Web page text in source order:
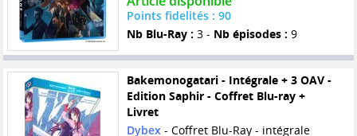
Points fidelités : 90
Nb Blu-Ray : 3 - Nb épisodes : 9
Bakemonogatari - Intégrale + 3 OAV -
Edition Saphir - Coffret Blu-ray +
Livret
Dybex- Coffret Blu-Ray - intégrale